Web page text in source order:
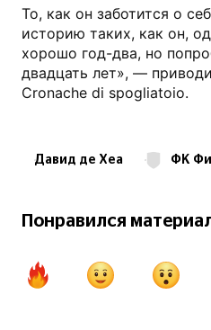
То, как он заботится о
историю таких, как он,
хорошо год-два, но
двадцать лет», —
Cronache di spogliatoio.
Давид де Хеа ФК
ФК Аль-Наср
Понравился